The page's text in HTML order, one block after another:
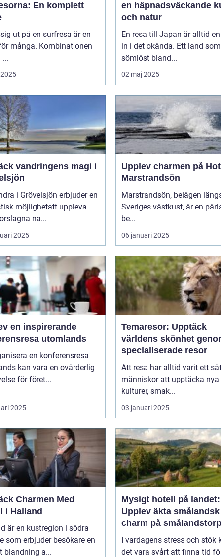
En komplett
ut på en surfresa är en
många. Kombinationen
...
en häpnadsväckande
och natur
En resa till Japan är alltid
in i det okända. Ett land som
sömlöst bland...
02 maj 2025
vandringens magi i
i Grövelsjön erbjuder en
möjlighetatt uppleva
na...
2025
Upplev charmen på
Marstrandsön
Marstrandsön, belägen
Sveriges västkust, är en
be...
06 januari 2025
en inspirerande
utomlands
en konferensresa
kan vara en ovärderlig
för föret...
2025
Temaresor: Upptäck
världens skönhet
specialiserade resor
Att resa har alltid varit ett
människor att upptäcka nya
kulturer, smak...
03 januari 2025
Charmen Med
i Halland
är en kustregion i södra
som erbjuder besökare en
blandning a...
Mysigt hotell på landet:
Upplev äkta smålandsk
charm på
I vardagens stress och stök
det vara svårt att finna tid